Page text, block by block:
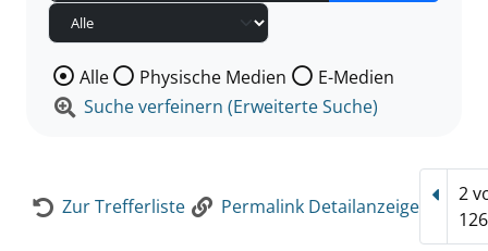
Wählen Sie die Medienart nach der Sie suchen wollen.
Alle Physische Medien
E-Medien
Suche verfeinern (Erweiterte Suche)
Zur Trefferliste Permalink Detailanzeige
2